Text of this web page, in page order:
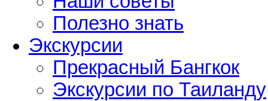
Полезно знать
Экскурсии
Прекрасный Бангкок
Экскурсии по Таиланду